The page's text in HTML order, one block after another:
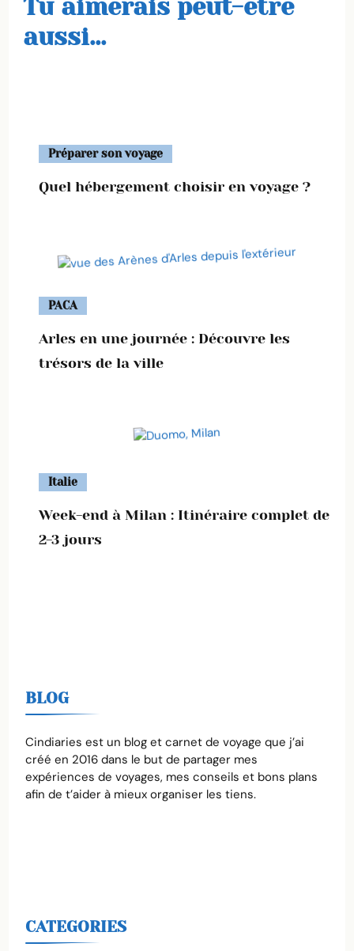
Tu aimerais peut-etre
aussi...
Préparer son voyage
Quel hébergement choisir en voyage ?
PACA
Arles en une journée : Découvre les
trésors de la ville
Italie
Week-end à Milan : Itinéraire complet de
2-3 jours
BLOG
Cindiaries est un blog et carnet de voyage que j’ai
créé en 2016 dans le but de partager mes
expériences de voyages, mes conseils et bons plans
afin de t’aider à mieux organiser les tiens.
CATEGORIES